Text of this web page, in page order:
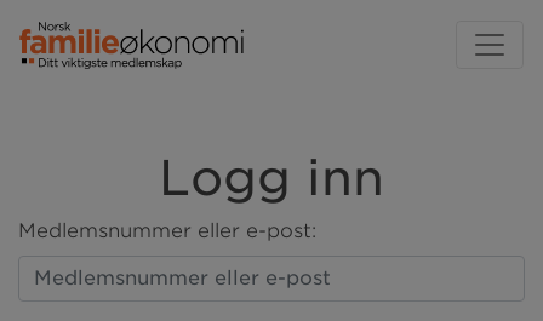
Logg inn
Medlemsnummer eller e-post: